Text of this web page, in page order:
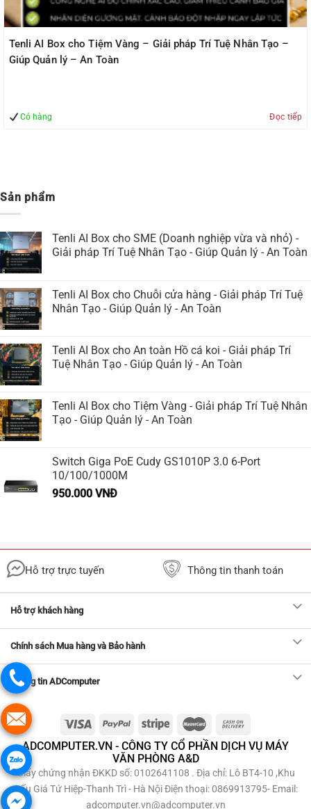
Tenli AI Box cho Tiệm Vàng – Giải pháp Trí Tuệ Nhân Tạo –
Giúp Quản lý – An Toàn
Có hàng Đọc tiếp
Sản phẩm
Tenli AI Box cho SME (Doanh nghiệp vừa và nhỏ) -
Giải pháp Trí Tuệ Nhân Tạo - Giúp Quản lý - An Toàn
Tenli AI Box cho Chuỗi cửa hàng - Giải pháp Trí Tuệ
Nhân Tạo - Giúp Quản lý - An Toàn
Tenli AI Box cho An toàn Hồ cá koi - Giải pháp Trí
Tuệ Nhân Tạo - Giúp Quản lý - An Toàn
Tenli AI Box cho Tiệm Vàng - Giải pháp Trí Tuệ Nhân
Tạo - Giúp Quản lý - An Toàn
Switch Giga PoE Cudy GS1010P 3.0 6-Port
10/100/1000M
950.000 VNĐ
Hỗ trợ trực tuyến Thông tin thanh toán
Hỗ trợ khách hàng
Chính sách Mua hàng và Bảo hành
Thông tin ADComputer
ADCOMPUTER.VN - CÔNG TY CỔ PHẦN DỊCH VỤ MÁY
VĂN PHÒNG A&D
Giấy chứng nhận ĐKKD số: 0102641108 . Địa chỉ: Lô BT4-10 ,Khu
Đấu Giá Tứ Hiệp-Thanh Trì - Hà Nội Điện thoại: 0869913795- Email:
adcomputer.vn@adcomputer.vn